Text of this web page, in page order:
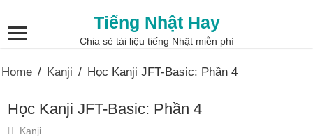
Tiếng Nhật Hay
Chia sẻ tài liệu tiếng Nhật miễn phí
Home / Kanji / Học Kanji JFT-Basic: Phần 4
Học Kanji JFT-Basic: Phần 4
Kanji